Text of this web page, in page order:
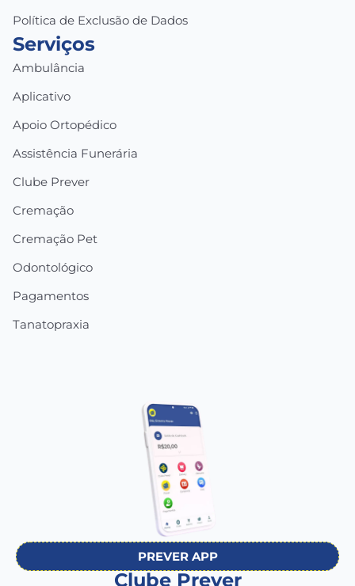
Política de Exclusão de Dados
Serviços
Ambulância
Aplicativo
Apoio Ortopédico
Assistência Funerária
Clube Prever
Cremação
Cremação Pet
Odontológico
Pagamentos
Tanatopraxia
PREVER APP
Clube Prever